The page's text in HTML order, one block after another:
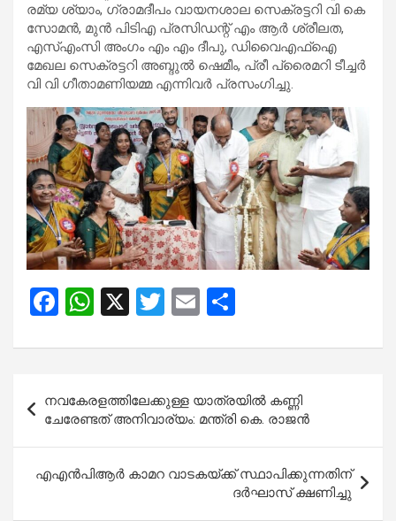
രമ്യ ശ്യാം, ഗ്രാമദീപം വായനശാല സെക്രട്ടറി വി കെ
സോമൻ, മുൻ പിടിഎ പ്രസിഡന്റ് എം ആർ ശ്രീലത,
എസ്എംസി അംഗം എം എം ദീപു, ഡിവൈഎഫ്ഐ
മേഖല സെക്രട്ടറി അബ്ദുൽ ഷെമീം, പ്രീ പ്രൈമറി ടീച്ചർ
വി വി ഗീതാമണിയമ്മ എന്നിവർ പ്രസംഗിച്ചു.
F
ce
o
o
k
W
at
A
p
p
X
T
tt
E
ail ar
e
navigation
നവകേരളത്തിലേക്കുള്ള യാത്രയിൽ കണ്ണി
ചേരേണ്ടത് അനിവാര്യം: മന്ത്രി കെ. രാജൻ
എഎന്‍പിആര്‍ കാമറ വാടകയ്ക്ക് സ്ഥാപിക്കുന്നതിന്
ദര്‍ഘാസ് ക്ഷണിച്ചു